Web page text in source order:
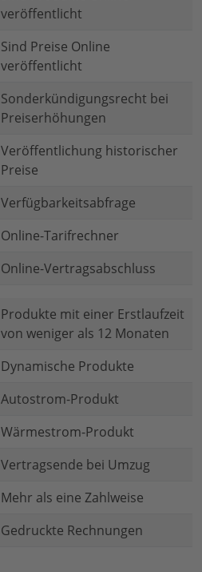
veröffentlicht
Sind Preise Online
veröffentlicht
Sonderkündigungsrecht bei
Preiserhöhungen
Veröffentlichung historischer
Preise
Verfügbarkeitsabfrage
Online-Tarifrechner
Online-Vertragsabschluss
Produkte mit einer Erstlaufzeit
von weniger als 12 Monaten
Dynamische Produkte
Autostrom-Produkt
Wärmestrom-Produkt
Vertragsende bei Umzug
Mehr als eine Zahlweise
Gedruckte Rechnungen